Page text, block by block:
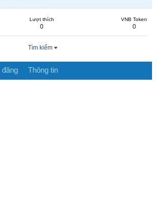
Lượt thích
0
VNB Token
0
Tìm kiếm
đăng Thông tin